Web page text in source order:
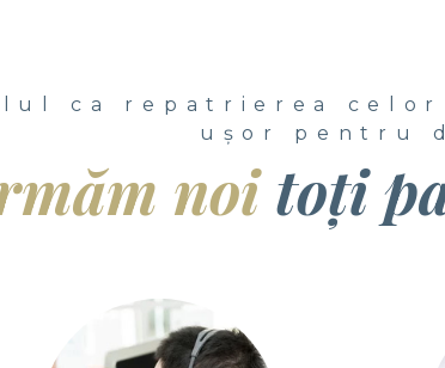
ca repatrierea
ușor pentru
noitoți